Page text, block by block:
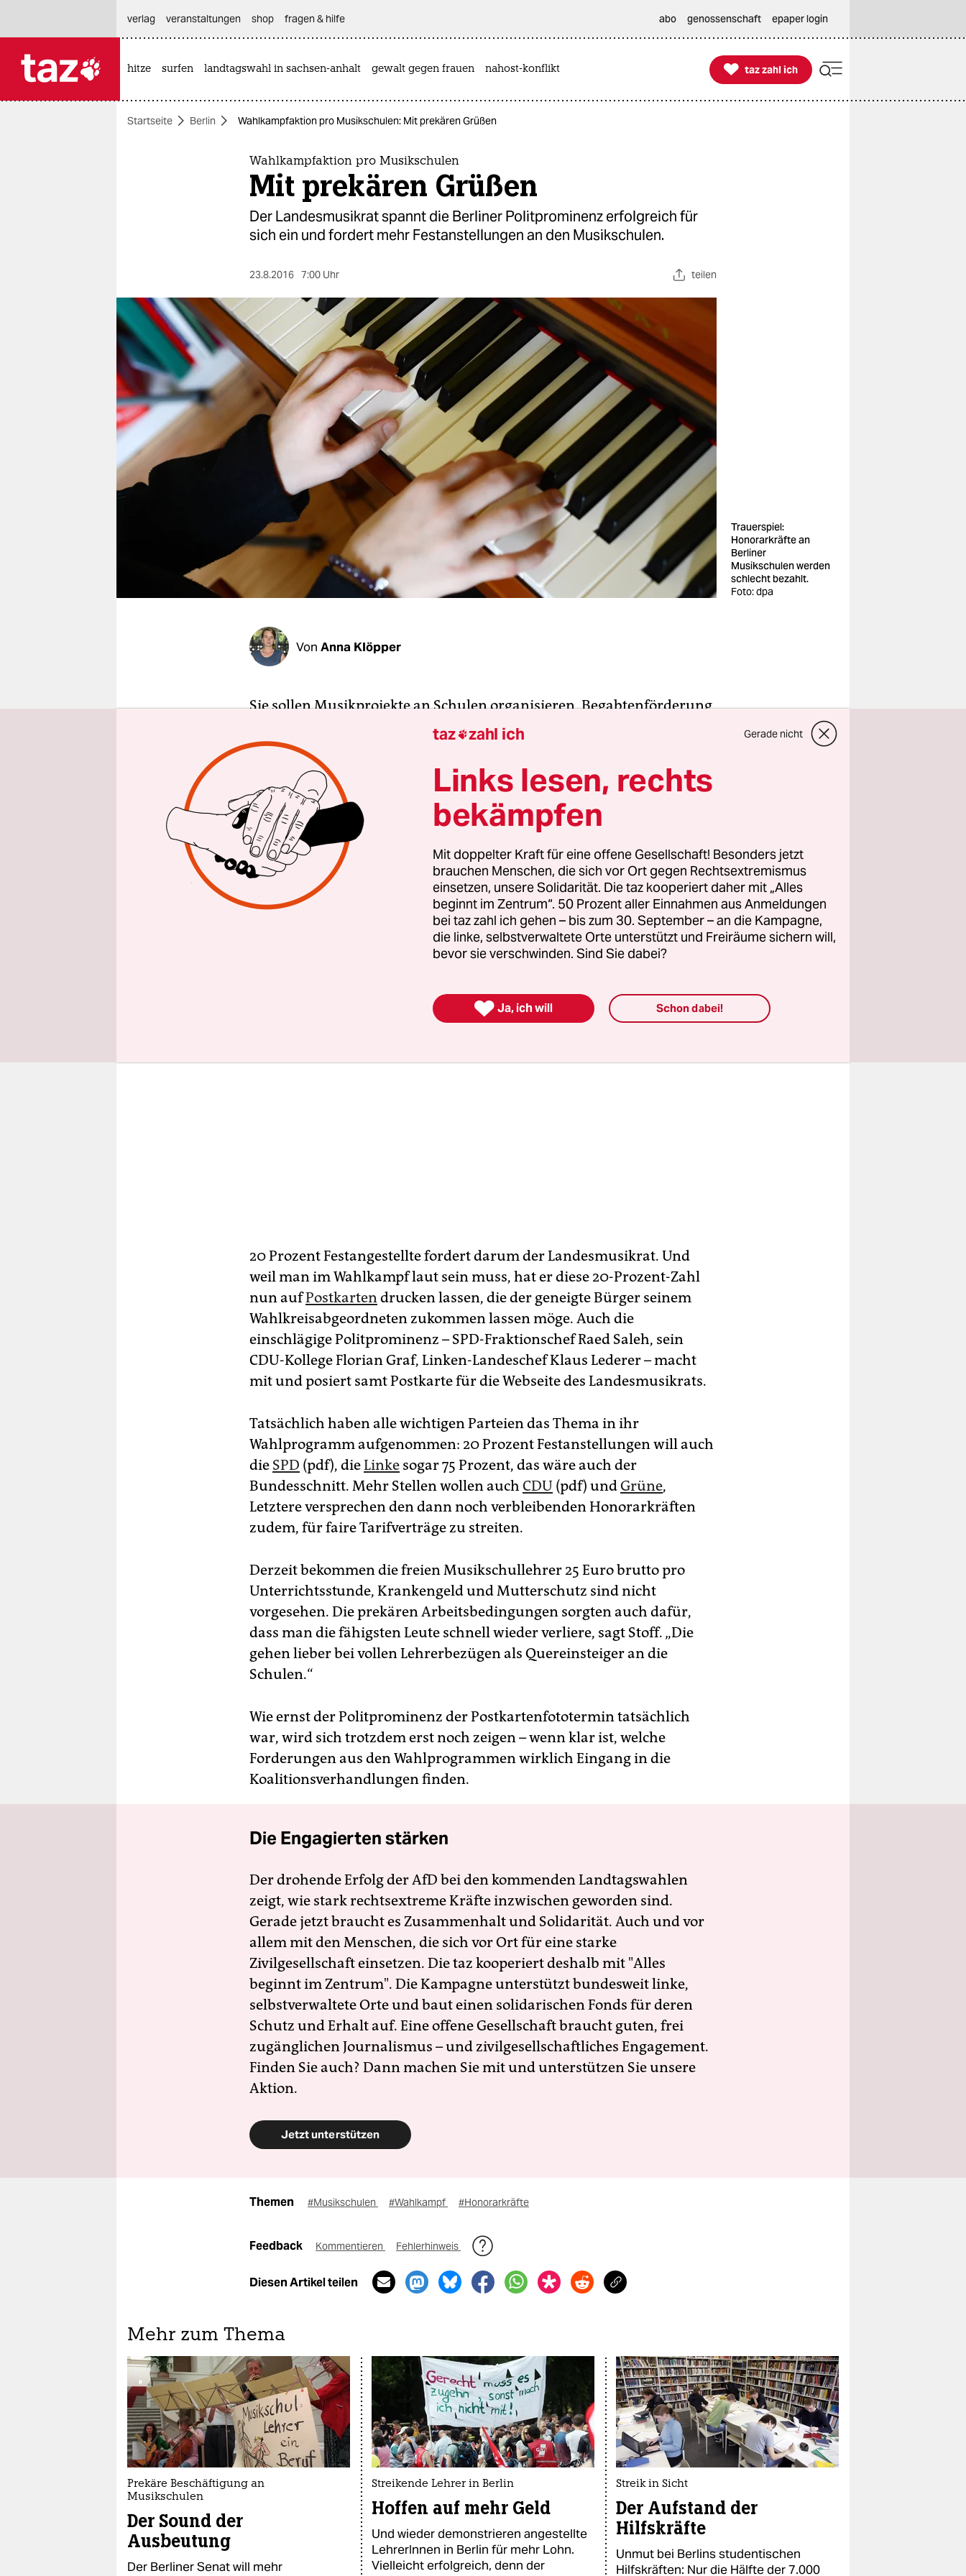
themen
berlin
nord
wahrheit
verlag
verlag
veranstaltungen
unterstützen
verlag
veranstaltungen shop fragen & hilfe abo genossenschaft epaper login
hitze surfen landtagswahl in sachsen-anhalt gewalt gegen frauen nahost-konflikt 
taz zahl ich
taz zahl ich
Startseite Berlin Wahlkampfaktion pro Musikschulen: Mit prekären Grüßen
Wahlkampfaktion pro Musikschulen
Mit prekären Grüßen
Der Landesmusikrat spannt die Berliner Politprominenz erfolgreich für
sich ein und fordert mehr Festanstellungen an den Musikschulen.
23.8.2016 7:00 Uhr teilen
Trauerspiel:
Honorarkräfte an
Berliner
Musikschulen werden
schlecht bezahlt.
Foto: dpa
Von Anna Klöpper
Sie sollen Musikprojekte an Schulen organisieren, Begabtenförderung
anbieten und den klassischen Instrumentalunterricht sowieso – so
steht es im Berliner Schulgesetz: die rund 2.200 MusiklehrerInnen, die
an den zwölf landeseigenen Musikschulen unterrichten. Doch gerade
mal 156 von ihnen sind fest angestellt – schlicht kein Personal
vorhanden also, das sich über Projekte, die über die gewöhnliche
Klavierstunde hinausgehen, Gedanken machen könnte.
Bessere Vermittlungsagenturen für Klavier oder Gitarre seien die
Musikschulen derzeit, sagt deshalb Franziska Stoff, die
Generalsekretärin des Landesmusikrats, der Interessenvertretung der
Musikschulen: „Dabei gibt es einen gesetzlich verankerten
20 Prozent Festangestellte fordert darum der Landesmusikrat. Und
weil man im Wahlkampf laut sein muss, hat er diese 20-Prozent-Zahl
nun aufPostkartendrucken lassen, die der geneigte Bürger seinem
Wahlkreisabgeordneten zukommen lassen möge. Auch die
einschlägige Politprominenz – SPD-Fraktionschef Raed Saleh, sein
CDU-Kollege Florian Graf, Linken-Landeschef Klaus Lederer – macht
mit und posiert samt Postkarte für die Webseite des Landesmusikrats.
Tatsächlich haben alle wichtigen Parteien das Thema in ihr
Wahlprogramm aufgenommen: 20 Prozent Festanstellungen will auch
die SPD (pdf), dieLinke sogar 75 Prozent, das wäre auch der
Bundesschnitt. Mehr Stellen wollen auch CDU (pdf) undGrüne,
Letztere versprechen den dann noch verbleibenden Honorarkräften
zudem, für faire Tarifverträge zu streiten.
Derzeit bekommen die freien Musikschullehrer 25 Euro brutto pro
Unterrichtsstunde, Krankengeld und Mutterschutz sind nicht
vorgesehen. Die prekären Arbeitsbedingungen sorgten auch dafür,
dass man die fähigsten Leute schnell wieder verliere, sagt Stoff. „Die
gehen lieber bei vollen Lehrerbezügen als Quereinsteiger an die
Schulen.“
Wie ernst der Politprominenz der Postkartenfototermin tatsächlich
war, wird sich trotzdem erst noch zeigen – wenn klar ist, welche
Forderungen aus den Wahlprogrammen wirklich Eingang in die
Koalitionsverhandlungen finden.
Die Engagierten stärken
Der drohende Erfolg der AfD bei den kommenden Landtagswahlen
zeigt, wie stark rechtsextreme Kräfte inzwischen geworden sind.
Gerade jetzt braucht es Zusammenhalt und Solidarität. Auch und vor
allem mit den Menschen, die sich vor Ort für eine starke
Zivilgesellschaft einsetzen. Die taz kooperiert deshalb mit "Alles
beginnt im Zentrum". Die Kampagne unterstützt bundesweit linke,
selbstverwaltete Orte und baut einen solidarischen Fonds für deren
Schutz und Erhalt auf. Eine offene Gesellschaft braucht guten, frei
zugänglichen Journalismus – und zivilgesellschaftliches Engagement.
Finden Sie auch? Dann machen Sie mit und unterstützen Sie unsere
Aktion.
Jetzt unterstützen
Themen #Musikschulen #Wahlkampf #Honorarkräfte
Feedback Kommentieren Fehlerhinweis
Diesen Artikel teilen
Mehr zum Thema
Prekäre Beschäftigung an
Musikschulen
Der Sound der
Ausbeutung
Der Berliner Senat will mehr
Streikende Lehrer in Berlin
Hoffen auf mehr Geld
Und wieder demonstrieren angestellte
LehrerInnen in Berlin für mehr Lohn.
Vielleicht erfolgreich, denn der
Streik in Sicht
Der Aufstand der
Hilfskräfte
Unmut bei Berlins studentischen
Hilfskräften: Nur die Hälfte der 7.000
taz zahl ich Gerade nicht
Links lesen, rechts
bekämpfen
Mit doppelter Kraft für eine offene Gesellschaft! Besonders jetzt
brauchen Menschen, die sich vor Ort gegen Rechtsextremismus
einsetzen, unsere Solidarität. Die taz kooperiert daher mit „Alles
beginnt im Zentrum“. 50 Prozent aller Einnahmen aus Anmeldungen
bei taz zahl ich gehen – bis zum 30. September – an die Kampagne,
die linke, selbstverwaltete Orte unterstützt und Freiräume sichern will,
bevor sie verschwinden. Sind Sie dabei?
 Ja, ich will Schon dabei!